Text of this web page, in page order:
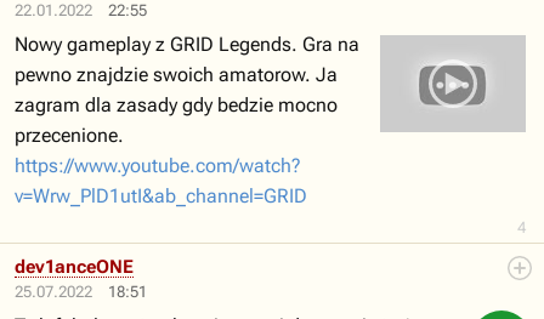
22.01.2022 22:55
4
Nowy gameplay z GRID Legends. Gra na
pewno znajdzie swoich amatorow. Ja
zagram dla zasady gdy bedzie mocno
przecenione.
https://www.youtube.com/watch?
v=Wrw_PlD1utI&ab_channel=GRID
25.07.2022 18:51
dev1anceONE